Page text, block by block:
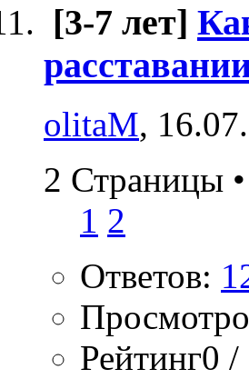
[3-7 лет]
olitaM,
2 Страницы •
1 2
Ответов:
Рейтинг0 /